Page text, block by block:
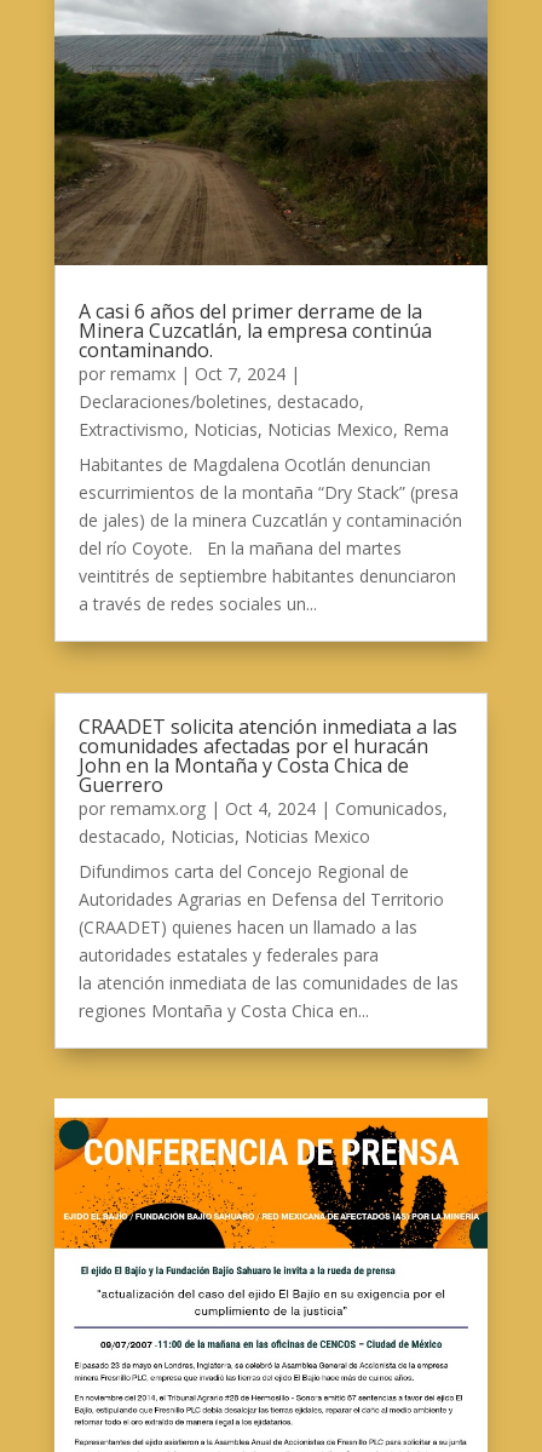
A casi 6 años del primer derrame de la
Minera Cuzcatlán, la empresa continúa
contaminando.
por remamx| Oct 7, 2024|
Declaraciones/boletines, destacado,
Extractivismo, Noticias, Noticias Mexico, Rema
Habitantes de Magdalena Ocotlán denuncian
escurrimientos de la montaña “Dry Stack” (presa
de jales) de la minera Cuzcatlán y contaminación
del río Coyote. En la mañana del martes
veintitrés de septiembre habitantes denunciaron
a través de redes sociales un...
CRAADET solicita atención inmediata a las
comunidades afectadas por el huracán
John en la Montaña y Costa Chica de
Guerrero
por remamx.org| Oct 4, 2024| Comunicados,
destacado, Noticias, Noticias Mexico
Difundimos carta del Concejo Regional de
Autoridades Agrarias en Defensa del Territorio
(CRAADET) quienes hacen un llamado a las
autoridades estatales y federales para
la atención inmediata de las comunidades de las
regiones Montaña y Costa Chica en...